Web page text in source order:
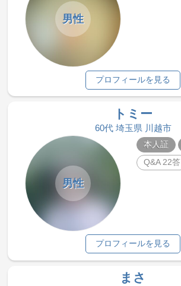
男性
プロフィールを見る
トミー
60代 埼玉県 川越市
男性
本人証
Q&A 22答
プロフィールを見る
まさ